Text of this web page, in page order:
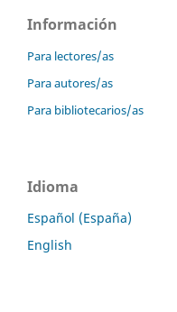
Información
Para lectores/as
Para autores/as
Para bibliotecarios/as
Idioma
Español (España)
English